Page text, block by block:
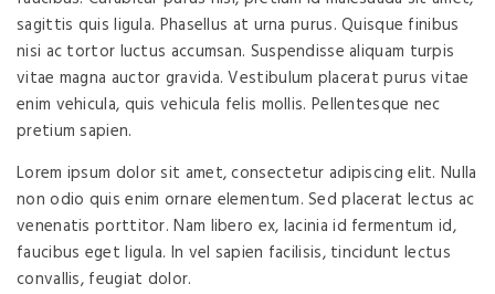
sagittis quis ligula. Phasellus at urna purus. Quisque finibus
nisi ac tortor luctus accumsan. Suspendisse aliquam turpis
vitae magna auctor gravida. Vestibulum placerat purus vitae
enim vehicula, quis vehicula felis mollis. Pellentesque nec
pretium sapien.
Lorem ipsum dolor sit amet, consectetur adipiscing elit. Nulla
non odio quis enim ornare elementum. Sed placerat lectus ac
venenatis porttitor. Nam libero ex, lacinia id fermentum id,
faucibus eget ligula. In vel sapien facilisis, tincidunt lectus
convallis, feugiat dolor.